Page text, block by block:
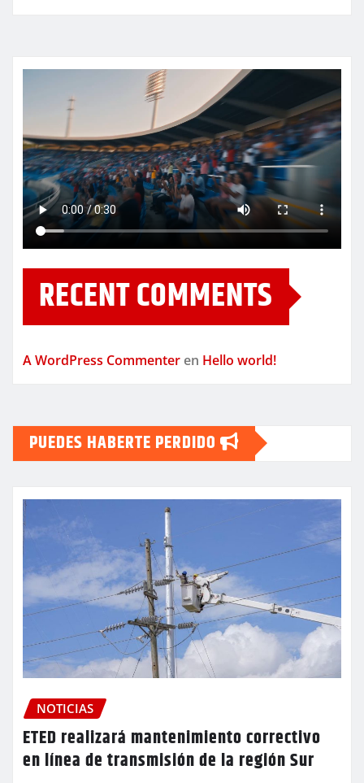
RECENT COMMENTS
A WordPress Commenter en Hello world!
PUEDES HABERTE PERDIDO
NOTICIAS
ETED realizará mantenimiento correctivo
en línea de transmisión de la región Sur